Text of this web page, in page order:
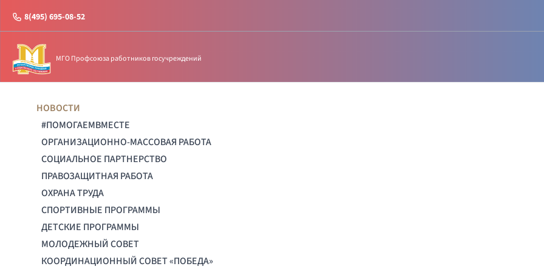
8(495) 695-08-52
МГО Профсоюза работников госучреждений
НОВОСТИ
#ПОМОГАЕМВМЕСТЕ
ОРГАНИЗАЦИОННО-МАССОВАЯ РАБОТА
СОЦИАЛЬНОЕ ПАРТНЕРСТВО
ПРАВОЗАЩИТНАЯ РАБОТА
ОХРАНА ТРУДА
СПОРТИВНЫЕ ПРОГРАММЫ
ДЕТСКИЕ ПРОГРАММЫ
МОЛОДЕЖНЫЙ СОВЕТ
КООРДИНАЦИОННЫЙ СОВЕТ «ПОБЕДА»